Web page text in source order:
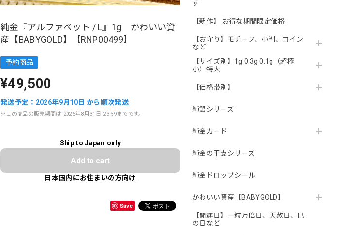
す
【新作】 お得な期間限定価格
【お守り】モチーフ、小判、コイン
など
【サイズ別】1g 0.3g 0.1g（超極
小）特大
【価格帯別】
純銀シリーズ
純金カード
純金の干支シリーズ
純金ドロップシール
かわいい資産【BABYGOLD】
【開運日】一粒万倍日、天赦日、巳
の日など
純金『アルファベット / L』1g かわいい資
産【BABYGOLD】【RNP00499】
予約商品
¥49,500
発送予定：2026年9月10日 から順次発送
※この商品の販売期間は 2026年8月31日 23:59までです。
Ship to Japan only
Add to cart
日本国内にお住まいの方向け
Save